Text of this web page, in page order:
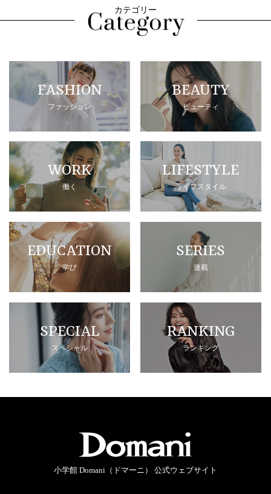
カテゴリー
FASHION
ファッション
BEAUTY
ビューティ
WORK
働く
LIFESTYLE
ライフスタイル
EDUCATION
学び
SERIES
連載
SPECIAL
スペシャル
RANKING
ランキング
小学館 Domani（ドマーニ） 公式ウェブサイト